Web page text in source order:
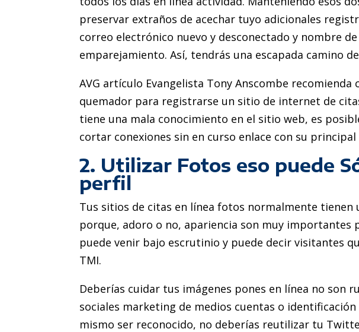
preservar extraños de acechar tuyo adicionales
correo electrónico nuevo y desconectado y nombre
emparejamiento. Así, tendrás una escapada camino
AVG artículo Evangelista Tony Anscombe
quemador para registrarse un sitio de internet de
tiene una mala conocimiento en el sitio web, es
cortar conexiones sin en curso enlace con su
2. Utilizar Fotos eso puede
perfil
Tus sitios de citas en línea fotos normalmente
porque, adoro o no, apariencia son muy importantes
puede venir bajo escrutinio y puede decir visitantes
TMI.
Deberías cuidar tus imágenes pones en línea no son
sociales marketing de medios cuentas o
mismo ser reconocido, no deberías reutilizar tu